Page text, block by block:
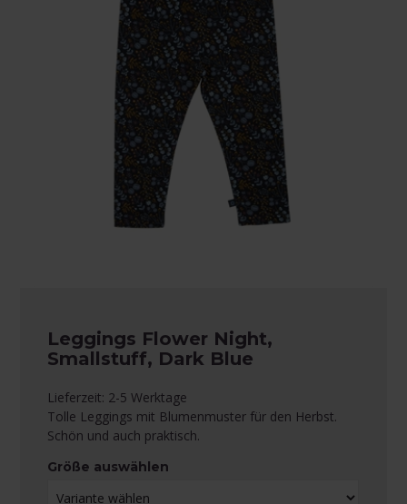
Leggings Flower Night,
Smallstuff, Dark Blue
Lieferzeit: 2-5 Werktage
Tolle Leggings mit Blumenmuster für den Herbst.
Schön und auch praktisch.
Größe auswählen